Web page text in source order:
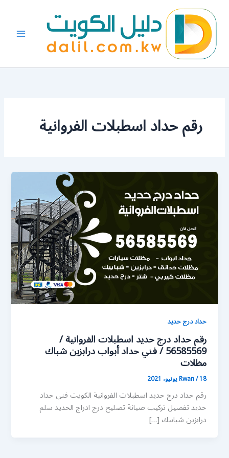
المحتوى
رقم حداد اسطبلات الفروانية
حداد درج حديد
رقم حداد درج حديد اسطبلات الفروانية /
56585569 / فني حداد أبواب درابزين شباك
مظلات
Rwan/18 يونيو، 2021
رقم حداد درج حديد اسطبلات الفروانية الكويت فني حداد
حديد تفصيل تركيب صيانة تصليح درج ادراج الحديد سلم
درابزين شبابيك […]